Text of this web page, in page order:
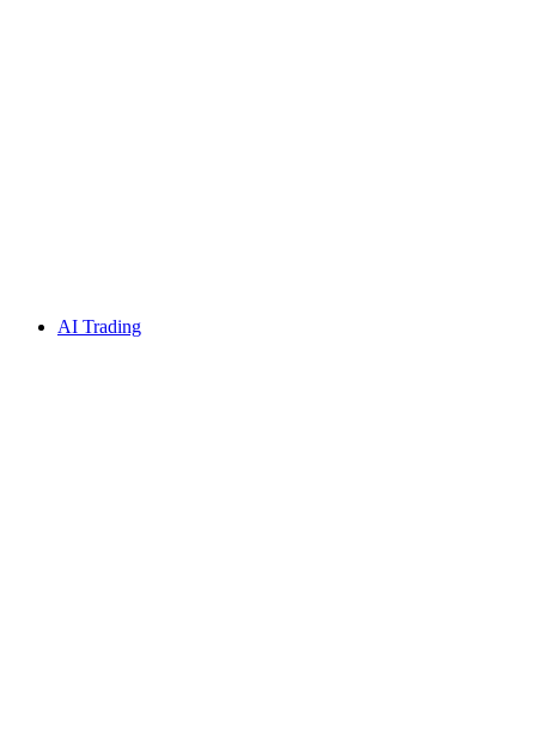
AI Trading